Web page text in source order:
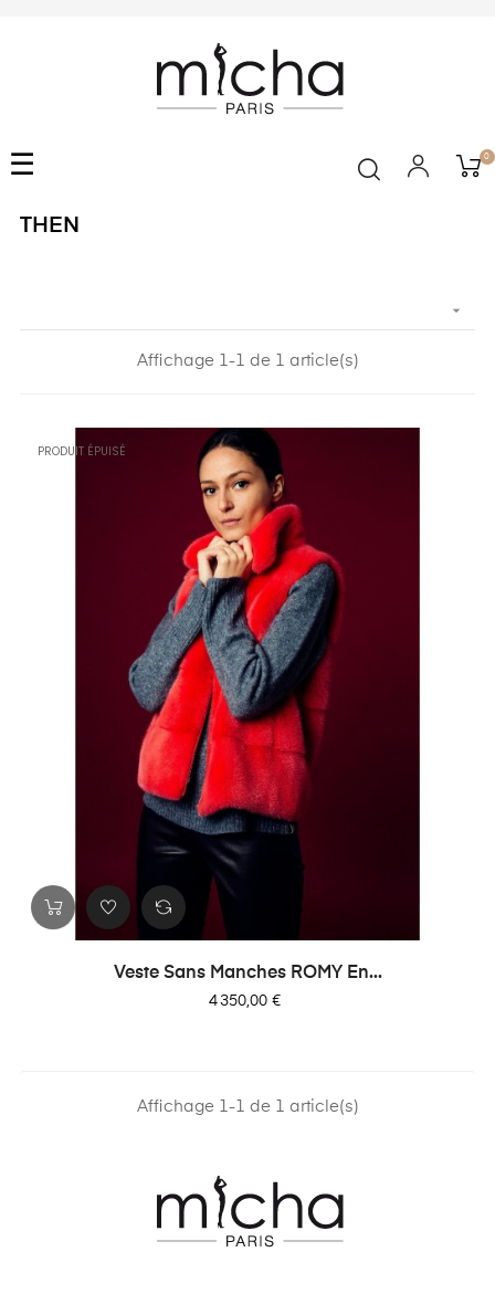
Basculer
navigation
☰ 0
THEN

Affichage 1-1 de 1 article(s)
PRODUIT ÉPUISÉ
Veste Sans Manches ROMY En...
Prix
4 350,00 €
Affichage 1-1 de 1 article(s)